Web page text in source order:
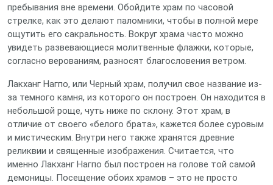
пребывания вне времени. Обойдите храм по часовой
стрелке, как это делают паломники, чтобы в полной мере
ощутить его сакральность. Вокруг храма часто можно
увидеть развевающиеся молитвенные флажки, которые,
согласно верованиям, разносят благословения ветром.
Лакханг Нагпо, или Черный храм, получил свое название из-
за темного камня, из которого он построен. Он находится в
небольшой роще, чуть ниже по склону. Этот храм, в
отличие от своего «белого брата», кажется более суровым
и мистическим. Внутри него также хранятся древние
реликвии и священные изображения. Считается, что
именно Лакханг Нагпо был построен на голове той самой
демоницы. Посещение обоих храмов – это не просто